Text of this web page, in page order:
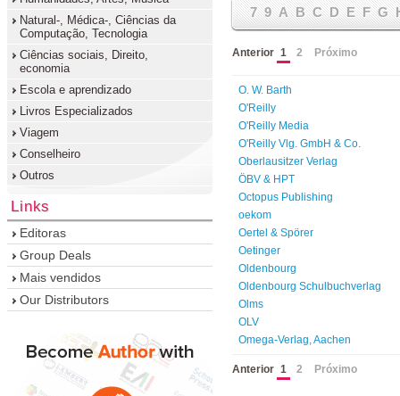
7 9 A B C D E F G
Anterior 1 2 Próximo
O. W. Barth
O'Reilly
O'Reilly Media
O'Reilly Vlg. GmbH & Co.
Oberlausitzer Verlag
ÖBV & HPT
Octopus Publishing
oekom
Oertel & Spörer
Oetinger
Oldenbourg
Oldenbourg Schulbuchverlag
Olms
OLV
Omega-Verlag, Aachen
Anterior 1 2 Próximo
Natural-, Médica-, Ciências da
Computação, Tecnologia
Ciências sociais, Direito,
economia
Escola e aprendizado
Livros Especializados
Viagem
Conselheiro
Outros
Links
Editoras
Group Deals
Mais vendidos
Our Distributors